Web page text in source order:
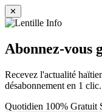
✕
Abonnez-vous
Recevez l'actualité
désabonnement en 1 clic.
Quotidien 100% Gratuit